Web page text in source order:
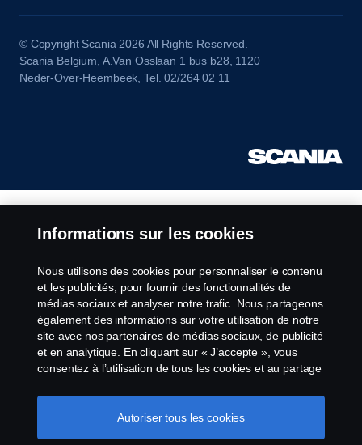
© Copyright Scania 2026 All Rights Reserved.
Scania Belgium, A.Van Osslaan 1 bus b28, 1120
Neder-Over-Heembeek, Tel. 02/264 02 11
Informations sur les cookies
Nous utilisons des cookies pour personnaliser le contenu
et les publicités, pour fournir des fonctionnalités de
médias sociaux et analyser notre trafic. Nous partageons
également des informations sur votre utilisation de notre
site avec nos partenaires de médias sociaux, de publicité
et en analytique. En cliquant sur « J’accepte », vous
consentez à l’utilisation de tous les cookies et au partage
cookies en cliquant sur « Paramètres des cookies » et en
sélectionnant les catégories que vous souhaitez
Autoriser tous les cookies